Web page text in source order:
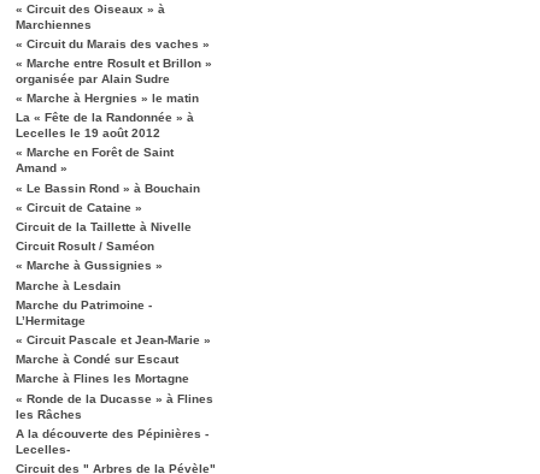
« Circuit des Oiseaux » à
Marchiennes
« Circuit du Marais des vaches »
« Marche entre Rosult et Brillon »
organisée par Alain Sudre
« Marche à Hergnies » le matin
La « Fête de la Randonnée » à
Lecelles le 19 août 2012
« Marche en Forêt de Saint
Amand »
« Le Bassin Rond » à Bouchain
« Circuit de Cataine »
Circuit de la Taillette à Nivelle
Circuit Rosult / Saméon
« Marche à Gussignies »
Marche à Lesdain
Marche du Patrimoine -
L’Hermitage
« Circuit Pascale et Jean-Marie »
Marche à Condé sur Escaut
Marche à Flines les Mortagne
« Ronde de la Ducasse » à Flines
les Râches
A la découverte des Pépinières -
Lecelles-
Circuit des " Arbres de la Pévèle"